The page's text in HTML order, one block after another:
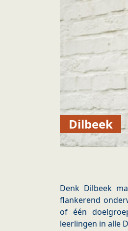
Dilbeek
Denk Dilbeek
flankerend
of één
leerlingen in alle